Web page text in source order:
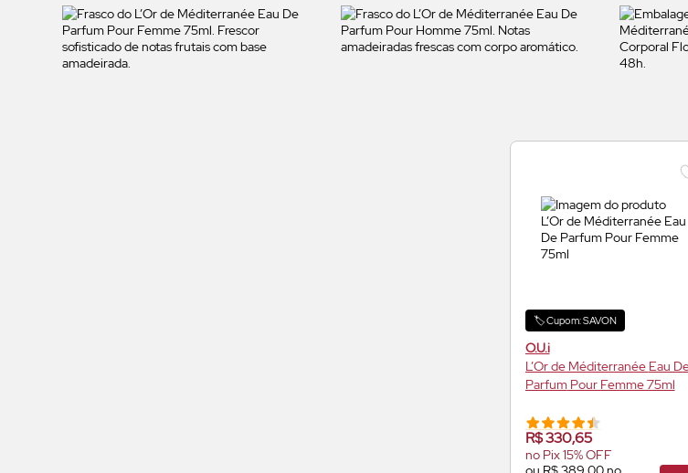
🏷️ Cupom: SAVON
O.U.i
L’Or de Méditerranée Eau
ParfumPour Femme 75ml
R$ 330,65
no Pix 15% OFF
COMPRE AGORA ❯